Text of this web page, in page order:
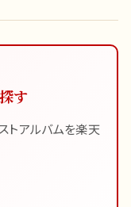
す
トアルバムを楽天